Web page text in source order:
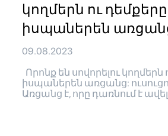
կողմերն ու դեմքերը
իսպաներեն
09.08.2023
Որոնք են սովորելու կողմերն
իսպաներեն առցանց:
Առցանց է, որը դառնում է